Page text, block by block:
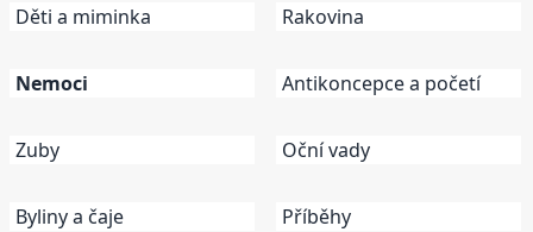
Děti a miminka
Nemoci
Zuby
Byliny a čaje
Rakovina
Antikoncepce a početí
Oční vady
Příběhy